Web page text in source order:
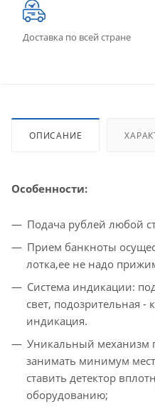
Доставка по всей стране
ОПИСАНИЕ
Особенности:
Подача рублей любой
Прием банкноты
лотка,ее не надо
Система индикации:
свет, подозрительная -
индикация.
Уникальный механизм
занимать минимум
ставить детектор
оборудованию;